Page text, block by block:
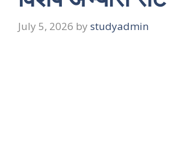
July 5, 2026 by studyadmin